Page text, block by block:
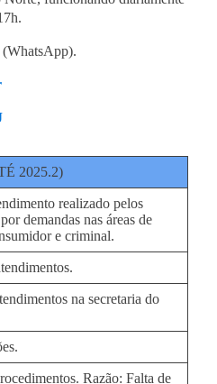
2025.2)
realizado pelos
demandas nas áreas de
e criminal.
na secretaria do
Razão: Falta de